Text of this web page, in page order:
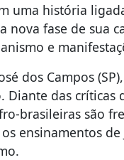
uma história
nova fase de sua
e
dos Campos
das críticas
brasileiras são
ensinamentos